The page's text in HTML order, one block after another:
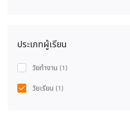
ประเภทผู้เรียน
วัยทำงาน (1)
วัยเรียน (1)